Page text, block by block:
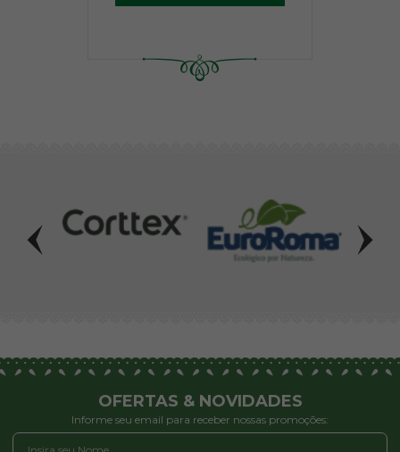
OFERTAS & NOVIDADES
Informe seu email para receber nossas promoções: